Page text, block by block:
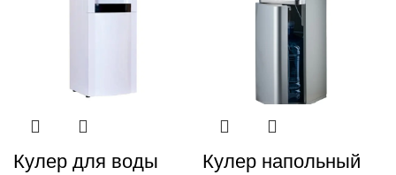
Кулер для воды
Кулер напольный